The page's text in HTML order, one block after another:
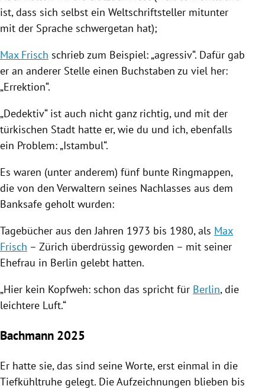
ist, dass sich selbst ein Weltschriftsteller mitunter
mit der Sprache schwergetan hat);
Max Frisch schrieb zum Beispiel: „agressiv“. Dafür gab
er an anderer Stelle einen Buchstaben zu viel her:
„Errektion“.
„Dedektiv“ ist auch nicht ganz richtig, und mit der
türkischen Stadt hatte er, wie du und ich, ebenfalls
ein Problem: „Istambul“.
Es waren (unter anderem) fünf bunte Ringmappen,
die von den Verwaltern seines Nachlasses aus dem
Banksafe geholt wurden:
Tagebücher aus den Jahren 1973 bis 1980, als Max
Frisch – Zürich überdrüssig geworden – mit seiner
Ehefrau in Berlin gelebt hatten.
„Hier kein Kopfweh: schon das spricht für Berlin, die
leichtere Luft.“
Bachmann 2025
Er hatte sie, das sind seine Worte, erst einmal in die
Tiefkühltruhe gelegt. Die Aufzeichnungen blieben bis